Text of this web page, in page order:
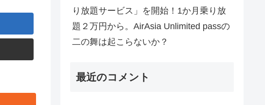
り放題サービス」を開始！1か月乗り放
題２万円から。AirAsia Unlimited passの
二の舞は起こらないか？
最近のコメント